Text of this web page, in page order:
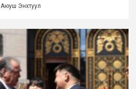
Аюуш Энхтуул